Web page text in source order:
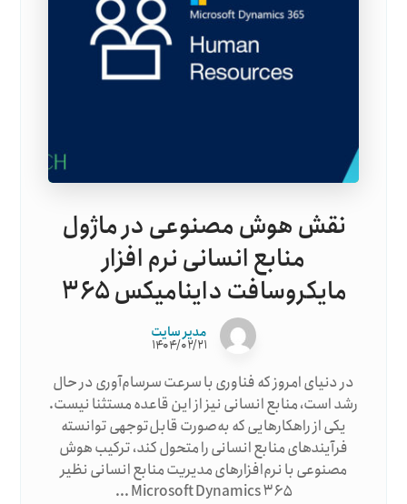
نقش هوش مصنوعی در ماژول
منابع انسانی نرم افزار
مایکروسافت داینامیکس ۳۶۵
مدیر سایت
۱۴۰۴/۰۲/۲۱
در دنیای امروز که فناوری با سرعت سرسام‌آوری در حال
رشد است، منابع انسانی نیز از این قاعده مستثنا نیست.
یکی از راهکارهایی که به‌صورت قابل‌توجهی توانسته
فرآیندهای منابع انسانی را متحول کند، ترکیب هوش
مصنوعی با نرم‌افزارهای مدیریت منابع انسانی نظیر
Microsoft Dynamics ۳۶۵ ...